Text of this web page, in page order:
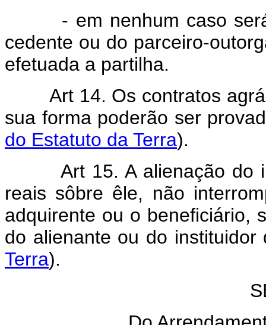
- em nenhum caso será
cedente ou do parceiro-
efetuada a partilha.
Art 14. Os contratos
sua forma poderão ser
do Estatuto da Terra).
Art 15. A alienação do
reais sôbre êle, não
adquirente ou o beneficiário,
do alienante ou do instituidor
Terra).